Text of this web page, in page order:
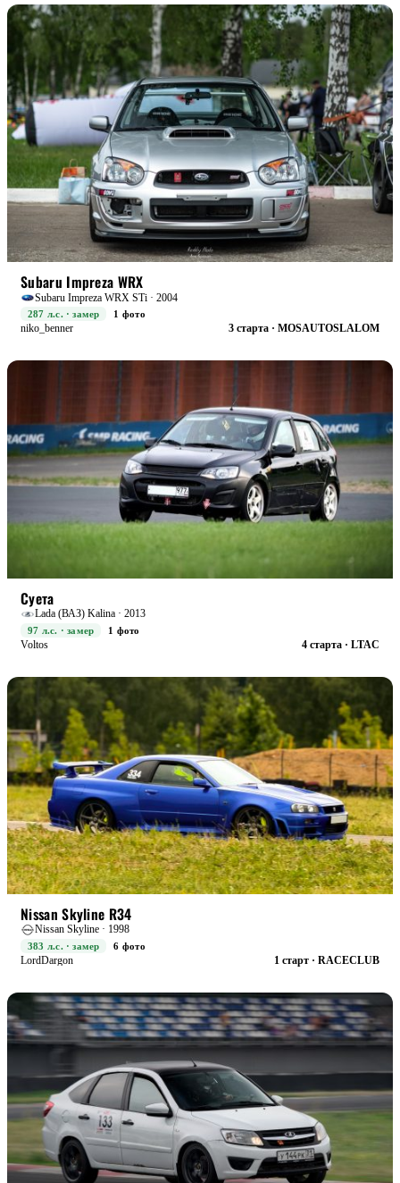
Subaru Impreza WRX
Subaru Impreza WRX STi · 2004
287 л.с. · замер
1 фото
niko_benner
3 старта · MOSAUTOSLALOM
Суета
Lada (ВАЗ) Kalina · 2013
97 л.с. · замер
1 фото
Voltos
4 старта · LTAC
Nissan Skyline R34
Nissan Skyline · 1998
383 л.с. · замер
6 фото
LordDargon
1 старт · RACECLUB